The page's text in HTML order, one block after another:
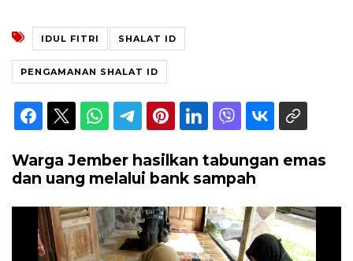
IDUL FITRI SHALAT ID
PENGAMANAN SHALAT ID
Warga Jember hasilkan tabungan emas
dan uang melalui bank sampah